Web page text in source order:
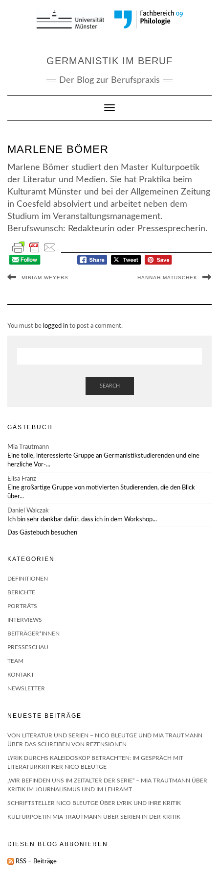
GERMANISTIK IM BERUF
Der Blog zur Berufspraxis
Toggle Navigation
MARLENE BÖMER
Marlene Bömer studiert den Master Kulturpoetik
der Literatur und Medien. Sie hat Praktika beim
Kulturamt Münster und bei der Allgemeinen Zeitung
in Coesfeld absolviert und arbeitet neben dem
Studium im Veranstaltungsmanagement.
Berufswunsch: Redakteurin oder Pressesprecherin.
MIRIAM WEYERS HANNAH MATUSCHEK
You must be logged in to post a comment.
SEARCH
GÄSTEBUCH
Mia Trautmann
Eine tolle, interessierte Gruppe an Germanistikstudierenden und eine
herzliche Vor-...
Elisa Franz
Eine großartige Gruppe von motivierten Studierenden, die den Blick
über...
Daniel Walczak
Ich bin sehr dankbar dafür, dass ich in dem Workshop...
Das Gästebuch besuchen
KATEGORIEN
DEFINITIONEN
BERICHTE
PORTRÄTS
INTERVIEWS
BEITRÄGER*INNEN
PRESSESCHAU
TEAM
KONTAKT
NEWSLETTER
NEUESTE BEITRÄGE
VON LITERATUR UND SERIEN – NICO BLEUTGE UND MIA TRAUTMANN
ÜBER DAS SCHREIBEN VON REZENSIONEN
LYRIK DURCHS KALEIDOSKOP BETRACHTEN: IM GESPRÄCH MIT
LITERATURKRITIKER NICO BLEUTGE
„WIR BEFINDEN UNS IM ZEITALTER DER SERIE“ – MIA TRAUTMANN ÜBER
KRITIK IM JOURNALISMUS UND IM LEHRAMT
SCHRIFTSTELLER NICO BLEUTGE ÜBER LYRIK UND IHRE KRITIK
KULTURPOETIN MIA TRAUTMANN ÜBER SERIEN IN DER KRITIK
DIESEN BLOG ABBONIEREN
RSS – Beiträge